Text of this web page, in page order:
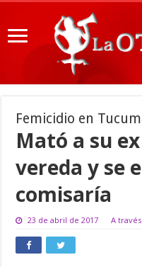
Femicidio en
Mató a su
vereda y se
comisaría
23 de abril de 2017 A